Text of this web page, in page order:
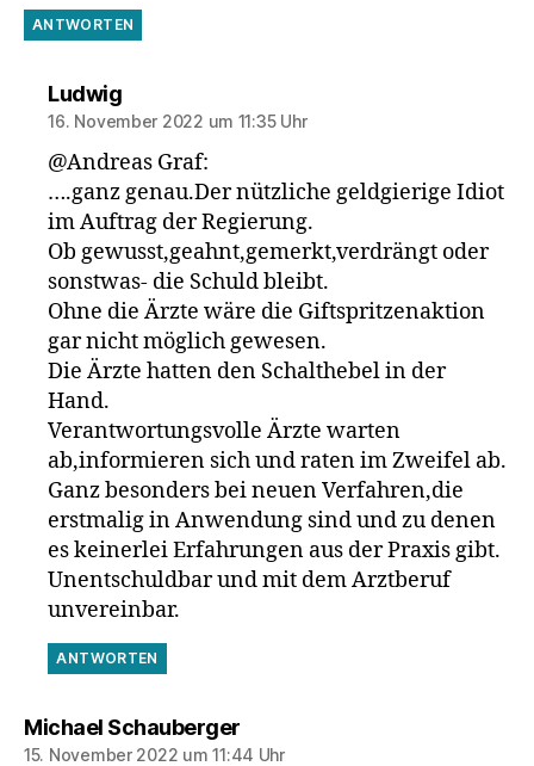
ANTWORTEN
Ludwigsagt:
16. November 2022 um 11:35 Uhr
@Andreas Graf:
….ganz genau.Der nützliche geldgierige Idiot
im Auftrag der Regierung.
Ob gewusst,geahnt,gemerkt,verdrängt oder
sonstwas- die Schuld bleibt.
Ohne die Ärzte wäre die Giftspritzenaktion
gar nicht möglich gewesen.
Die Ärzte hatten den Schalthebel in der
Hand.
Verantwortungsvolle Ärzte warten
ab,informieren sich und raten im Zweifel ab.
Ganz besonders bei neuen Verfahren,die
erstmalig in Anwendung sind und zu denen
es keinerlei Erfahrungen aus der Praxis gibt.
Unentschuldbar und mit dem Arztberuf
unvereinbar.
ANTWORTEN
Michael Schaubergersagt:
15. November 2022 um 11:44 Uhr